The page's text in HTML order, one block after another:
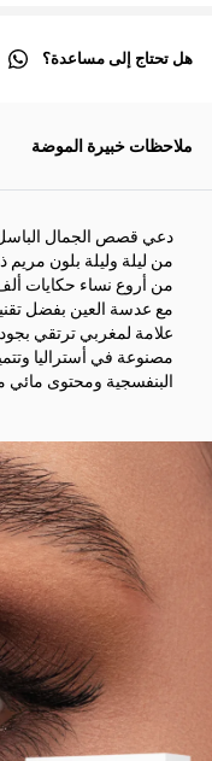
هل تحتاج إلى مساعدة؟
ملاحظات خبيرة الموضة
دعي قصص الجمال الباسل
من ليلة وليلة بلون
من أروع نساء حكايات ألف
مع عدسة العين بفضل
علامة لمغربي ترتقي
مصنوعة في أستراليا
البنفسجية ومحتوى مائي